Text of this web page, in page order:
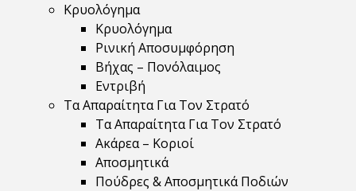
Κρυολόγημα
Κρυολόγημα
Ρινική Αποσυμφόρηση
Βήχας – Πονόλαιμος
Εντριβή
Τα Απαραίτητα Για Τον Στρατό
Τα Απαραίτητα Για Τον Στρατό
Ακάρεα – Κοριοί
Αποσμητικά
Πούδρες & Αποσμητικά Ποδιών